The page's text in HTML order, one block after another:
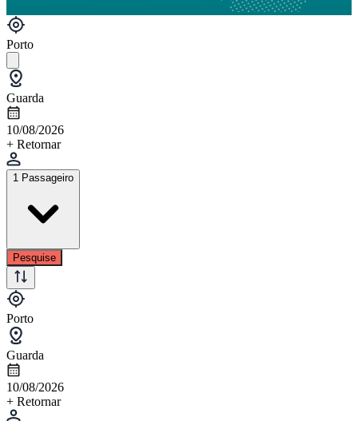
Porto
Guarda
10/08/2026
+ Retornar
1 Passageiro
Pesquise
Porto
Guarda
10/08/2026
+ Retornar